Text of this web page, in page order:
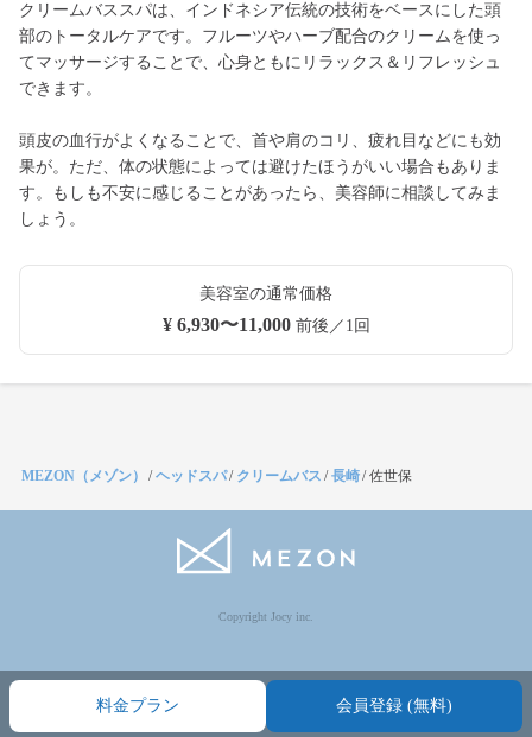
クリームバススパは、インドネシア伝統の技術をベースにした頭
部のトータルケアです。フルーツやハーブ配合のクリームを使っ
てマッサージすることで、心身ともにリラックス＆リフレッシュ
できます。
頭皮の血行がよくなることで、首や肩のコリ、疲れ目などにも効
果が。ただ、体の状態によっては避けたほうがいい場合もありま
す。もしも不安に感じることがあったら、美容師に相談してみま
しょう。
美容室の通常価格
¥ 6,930〜11,000前後／1回
料金プラン 会員登録 (無料)
MEZON（メゾン） /ヘッドスパ/ クリームバス /長崎/佐世保
Copyright Jocy inc.